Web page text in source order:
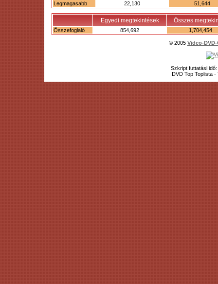
Legmagasabb
22,130 51,644
Egyedi megtekintések Összes
Összefoglaló 854,692 1,704,454
© 2005 Video-
Szkript futtatási
DVD Top Toplista